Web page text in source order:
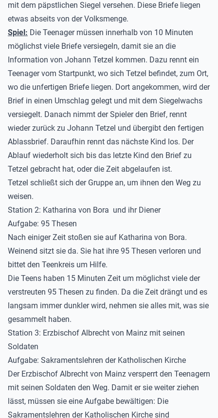
mit dem päpstlichen Siegel versehen. Diese Briefe liegen
etwas abseits von der Volksmenge.
Spiel: Die Teenager müssen innerhalb von 10 Minuten
möglichst viele Briefe versiegeln, damit sie an die
Information von Johann Tetzel kommen. Dazu rennt ein
Teenager vom Startpunkt, wo sich Tetzel befindet, zum Ort,
wo die unfertigen Briefe liegen. Dort angekommen, wird der
Brief in einen Umschlag gelegt und mit dem Siegelwachs
versiegelt. Danach nimmt der Spieler den Brief, rennt
wieder zurück zu Johann Tetzel und übergibt den fertigen
Ablassbrief. Daraufhin rennt das nächste Kind los. Der
Ablauf wiederholt sich bis das letzte Kind den Brief zu
Tetzel gebracht hat, oder die Zeit abgelaufen ist.
Tetzel schließt sich der Gruppe an, um ihnen den Weg zu
weisen.
Station 2: Katharina von Bora und ihr Diener
Aufgabe: 95 Thesen
Nach einiger Zeit stoßen sie auf Katharina von Bora.
Weinend sitzt sie da. Sie hat ihre 95 Thesen verloren und
bittet den Teenkreis um Hilfe.
Die Teens haben 15 Minuten Zeit um möglichst viele der
verstreuten 95 Thesen zu finden. Da die Zeit drängt und es
langsam immer dunkler wird, nehmen sie alles mit, was sie
gesammelt haben.
Station 3: Erzbischof Albrecht von Mainz mit seinen
Soldaten
Aufgabe: Sakramentslehren der Katholischen Kirche
Der Erzbischof Albrecht von Mainz versperrt den Teenagern
mit seinen Soldaten den Weg. Damit er sie weiter ziehen
lässt, müssen sie eine Aufgabe bewältigen: Die
Sakramentslehren der Katholischen Kirche sind